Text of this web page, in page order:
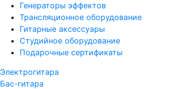
Генераторы эффектов
Трансляционное оборудование
Гитарные аксессуары
Студийное оборудование
Подарочные сертификаты
Электрогитара
Бас-гитара